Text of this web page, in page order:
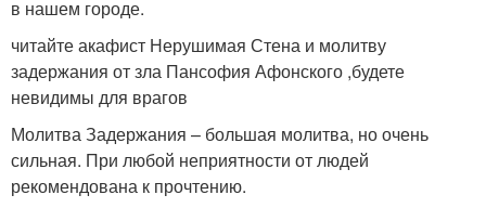
в нашем городе.
читайте акафист Нерушимая Стена и молитву
задержания от зла Пансофия Афонского ,будете
невидимы для врагов
Молитва Задержания – большая молитва, но очень
сильная. При любой неприятности от людей
рекомендована к прочтению.